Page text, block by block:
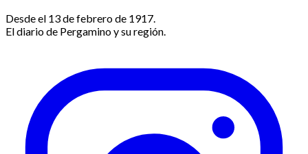
Desde el 13 de febrero de 1917.
El diario de Pergamino y su región.